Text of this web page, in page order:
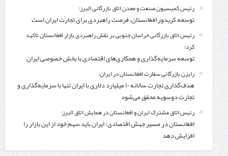
رئیس کمیسیون صنعت و معدن اتاق بازرگانی البرز:
توسعه کریدور افغانستان، فرصت راهبردی برای تجارت ایران است
رئیس اتاق بازرگانی خراسان جنوبی بر نقش راهبردی بازار افغانستان تاکید
کرد؛
توسعه سرمایه‌گذاری و همکاری‌های اقتصادی با بخش خصوصی ایران
رایزن بازرگانی سفارت افغانستان در ایران:
هدف‌گذاری تجارت سالانه ۱۰ میلیارد دلاری با ایران تنها با سرمایه‌گذاری و
تجارت دوسویه محقق می‌شود
رئیس اتاق مشترک ایران و افغانستان در همایش اتاق البرز:
افغانستان در مسیر جهش اقتصادی؛ ایران باید سهم خود از این بازار را
افزایش دهد